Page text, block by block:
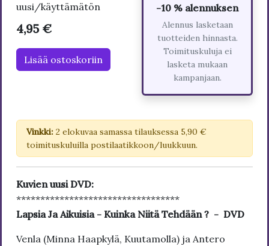
uusi/käyttämätön
4,95 €
Lisää ostoskoriin
-10 % alennuksen
Alennus lasketaan
tuotteiden hinnasta.
Toimituskuluja ei
lasketa mukaan
kampanjaan.
Vinkki: 2 elokuvaa samassa tilauksessa 5,90 €
toimituskuluilla postilaatikkoon/luukkuun.
Kuvien uusi DVD:
**********************************
Lapsia Ja Aikuisia - Kuinka Niitä Tehdään ? - DVD
Venla (Minna Haapkylä, Kuutamolla) ja Antero